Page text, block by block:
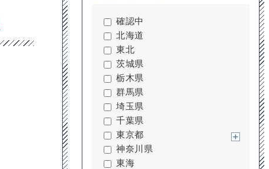
確認中
北海道
東北
茨城県
栃木県
群馬県
埼玉県
千葉県
東京都
神奈川県
東海